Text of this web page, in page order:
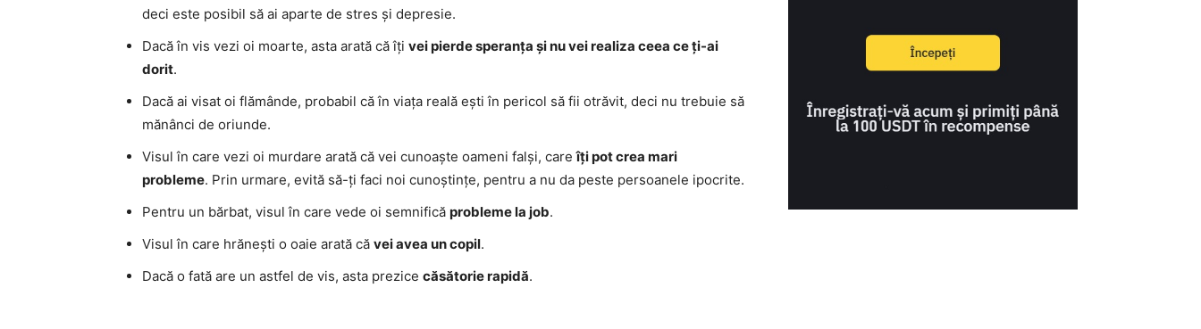
deci este posibil să ai aparte de stres și depresie.
Dacă în vis vezi oi moarte, asta arată că îți vei pierde speranța și nu vei realiza ceea ce ți-ai
dorit.
Dacă ai visat oi flămânde, probabil că în viața reală ești în pericol să fii otrăvit, deci nu trebuie să
mănânci de oriunde.
Visul în care vezi oi murdare arată că vei cunoaște oameni falși, careîți pot crea mari
probleme. Prin urmare, evită să-ți faci noi cunoștințe, pentru a nu da peste persoanele ipocrite.
Pentru un bărbat, visul în care vede oi semnifică probleme la job.
Visul în care hrănești o oaie arată că vei avea un copil.
Dacă o fată are un astfel de vis, asta prezice căsătorie rapidă.